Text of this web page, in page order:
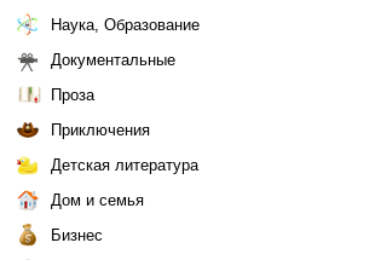
Наука, Образование
Документальные
Проза
Приключения
Детская литература
Дом и семья
Бизнес